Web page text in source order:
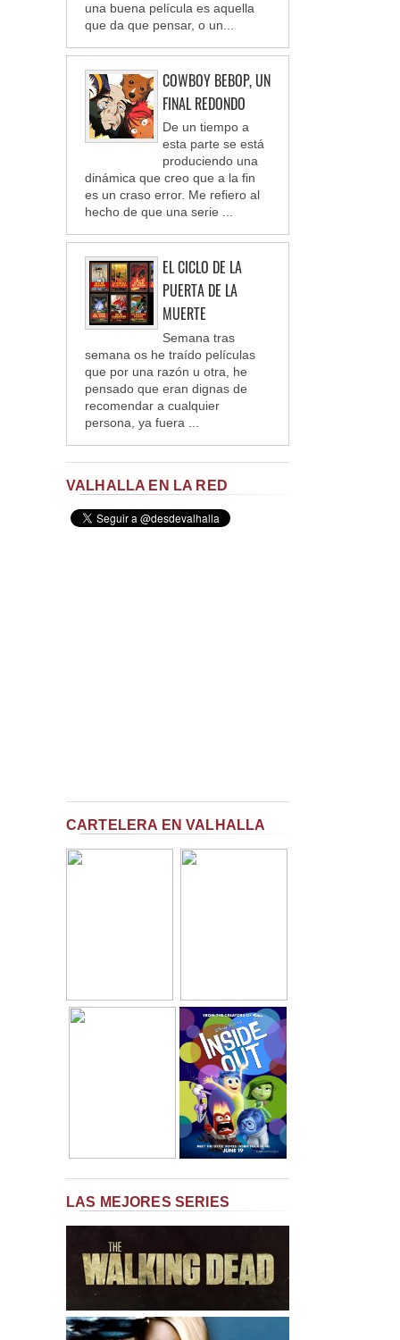
una buena película es aquella
que da que pensar, o un...
COWBOY BEBOP, UN
FINAL REDONDO
De un tiempo a
esta parte se está
produciendo una
dinámica que creo que a la fin
es un craso error. Me refiero al
hecho de que una serie ...
EL CICLO DE LA
PUERTA DE LA
MUERTE
Semana tras
semana os he traído películas
que por una razón u otra, he
pensado que eran dignas de
recomendar a cualquier
persona, ya fuera ...
VALHALLA EN LA RED
CARTELERA EN VALHALLA
LAS MEJORES SERIES